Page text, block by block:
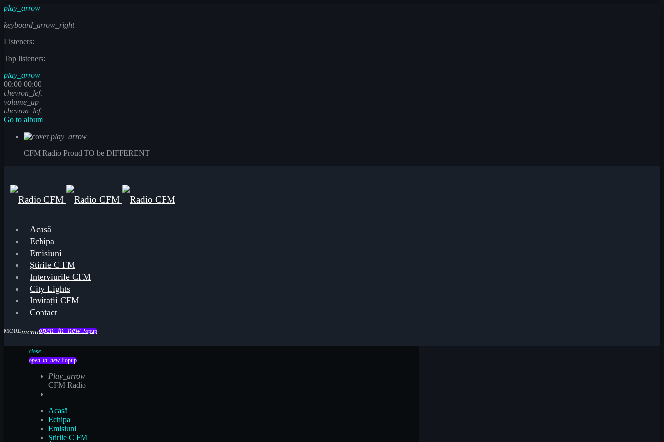
play_arrow
keyboard_arrow_right
Listeners:
Top listeners:
play_arrow
00:00 00:00
chevron_left
volume_up
chevron_left
Go to album
play_arrow
CFM Radio Proud TO be DIFFERENT
Acasă
Echipa
Emisiuni
Știrile C FM
Interviurile CFM
City Lights
Invitații CFM
Contact
menuopen_in_new Popup
close
open_in_new Popup
Play_arrow
CFM Radio
Acasă
Echipa
Emisiuni
Știrile C FM